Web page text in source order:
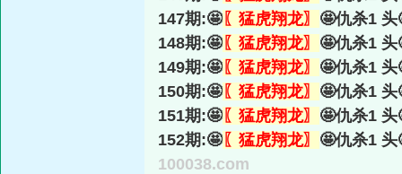
147期:🤩 〖猛虎翔龙〗 🤩仇杀1
148期:🤩 〖猛虎翔龙〗 🤩仇杀1
149期:🤩 〖猛虎翔龙〗 🤩仇杀1
150期:🤩 〖猛虎翔龙〗 🤩仇杀1
151期:🤩 〖猛虎翔龙〗 🤩仇杀1
152期:🤩 〖猛虎翔龙〗 🤩仇杀1
100038.com